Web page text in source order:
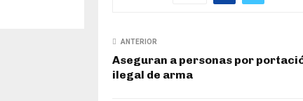
ANTERIOR
Aseguran a personas por
ilegal de arma